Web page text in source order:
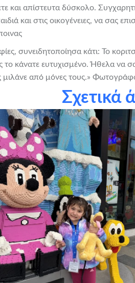
και απίστευτα δύσκολο.
και στις οικογένειες, να σας
συνειδητοποίησα κάτι: Το
το κάνατε ευτυχισμένο. Ήθελα να
μιλάνε από μόνες τους.»
Σχετικά